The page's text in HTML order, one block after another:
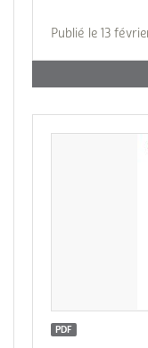
Publié le 13
PDF